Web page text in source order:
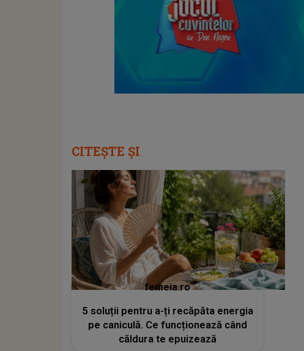
CITEȘTE ȘI
femeia.ro
5 soluții pentru a-ți recăpăta energia
pe caniculă. Ce funcționează când
căldura te epuizează